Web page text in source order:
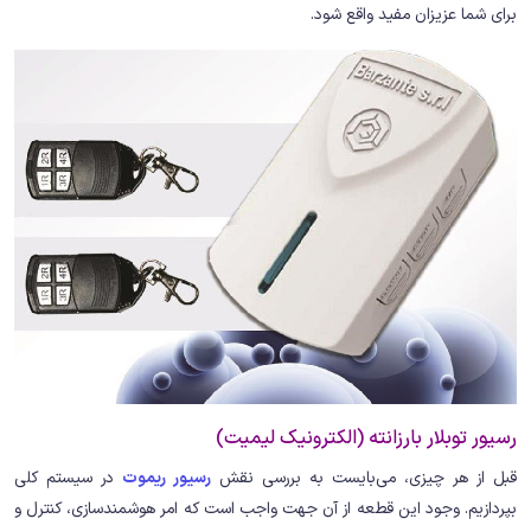
برای شما عزیزان مفید واقع شود.
رسیور توبلار بارزانته (الکترونیک لیمیت)
قبل از هر چیزی، می‌بایست به بررسی نقش رسیور ریموت در سیستم کلی
بپردازیم. وجود این قطعه از آن جهت واجب است که امر هوشمندسازی، کنترل و